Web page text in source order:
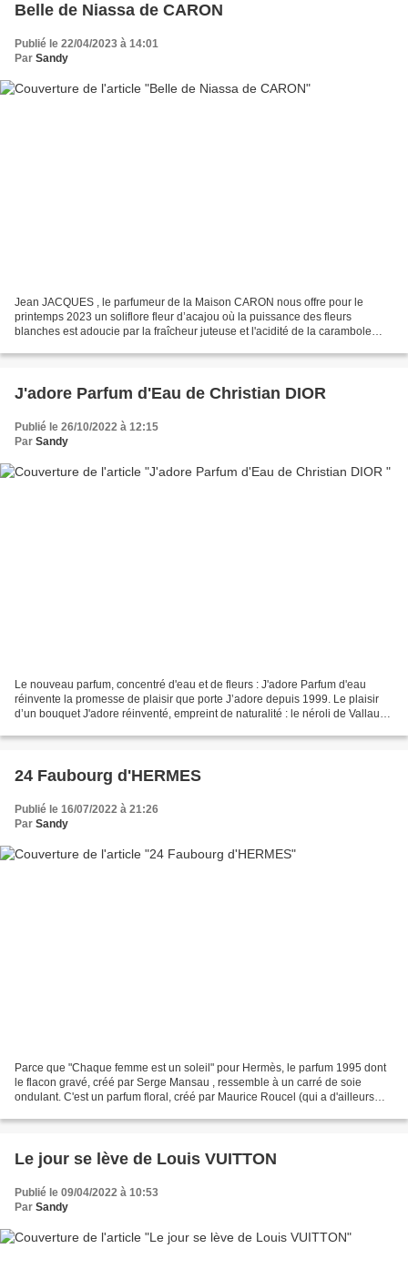
Belle de Niassa de CARON
Publié le 22/04/2023 à 14:01
Par Sandy
Jean JACQUES , le parfumeur de la Maison CARON nous offre pour le
printemps 2023 un soliflore fleur d’acajou où la puissance des fleurs
blanches est adoucie par la fraîcheur juteuse et l'acidité de la carambole
J'adore Parfum d'Eau de Christian DIOR
Publié le 26/10/2022 à 12:15
Par Sandy
Le nouveau parfum, concentré d'eau et de fleurs : J'adore Parfum d'eau
réinvente la promesse de plaisir que porte J’adore depuis 1999. Le plaisir
d’un bouquet J'adore réinventé, empreint de naturalité : le néroli de Vallauris
24 Faubourg d'HERMES
Publié le 16/07/2022 à 21:26
Par Sandy
Parce que "Chaque femme est un soleil" pour Hermès, le parfum 1995 dont
le flacon gravé, créé par Serge Mansau , ressemble à un carré de soie
ondulant. C'est un parfum floral, créé par Maurice Roucel (qui a d'ailleurs
Le jour se lève de Louis VUITTON
Publié le 09/04/2022 à 10:53
Par Sandy